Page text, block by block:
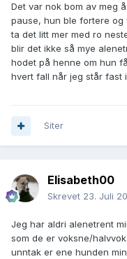
Det var nok bom av meg
pause, hun ble fortere og
ta det litt mer med ro
blir det ikke så mye
hodet på henne om hun
hvert fall når jeg står fast
Siter
Elisabeth00
Skrevet 23. Juli
Jeg har aldri alenetrent
som de er voksne/
unntak er ene hunden